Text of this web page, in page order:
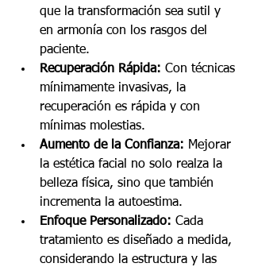
que la transformación sea sutil y
en armonía con los rasgos del
paciente.
Recuperación Rápida: Con técnicas
mínimamente invasivas, la
recuperación es rápida y con
mínimas molestias.
Aumento de la Confianza: Mejorar
la estética facial no solo realza la
belleza física, sino que también
incrementa la autoestima.
Enfoque Personalizado: Cada
tratamiento es diseñado a medida,
considerando la estructura y las